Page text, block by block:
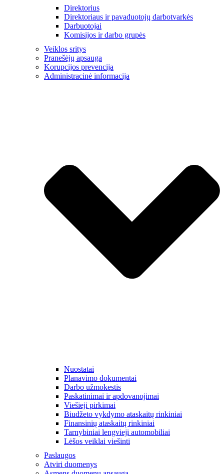
Direktorius
Direktoriaus ir pavaduotojų darbotvarkės
Darbuotojai
Komisijos ir darbo grupės
Veiklos sritys
Pranešėjų apsauga
Korupcijos prevencija
Administracinė informacija
Nuostatai
Planavimo dokumentai
Darbo užmokestis
Paskatinimai ir apdovanojimai
Viešieji pirkimai
Biudžeto vykdymo ataskaitų rinkiniai
Finansinių ataskaitų rinkiniai
Tarnybiniai lengvieji automobiliai
Lėšos veiklai viešinti
Paslaugos
Atviri duomenys